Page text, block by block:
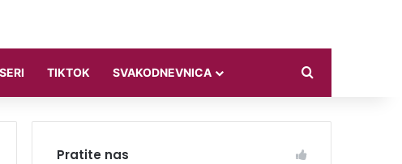
TIKTOK SVAKODNEVNICA
Pratite nas